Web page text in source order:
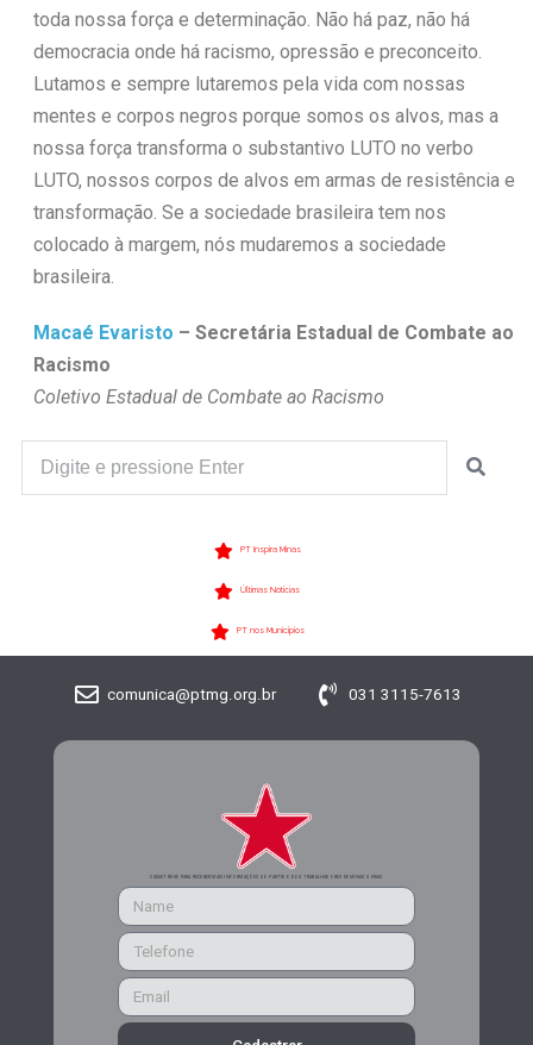
toda nossa força e determinação. Não há paz, não há
democracia onde há racismo, opressão e preconceito.
Lutamos e sempre lutaremos pela vida com nossas
mentes e corpos negros porque somos os alvos, mas a
nossa força transforma o substantivo LUTO no verbo
LUTO, nossos corpos de alvos em armas de resistência e
transformação. Se a sociedade brasileira tem nos
colocado à margem, nós mudaremos a sociedade
brasileira.
Macaé Evaristo – Secretária Estadual de Combate ao
Racismo
Coletivo Estadual de Combate ao Racismo
PT Inspira Minas
Últimas Notícias
PT nos Municípios
comunica@ptmg.org.br 031 3115-7613
CADASTRE-SE PARA RECEBER MAIS INFORMAÇÕES DO PARTIDO DOS TRABALHADORES DE MINAS GERAIS